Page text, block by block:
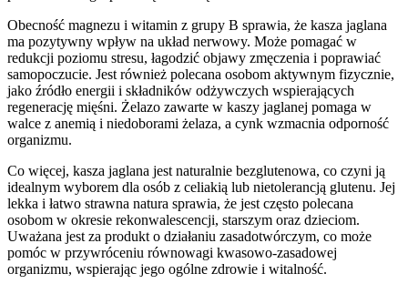
Obecność magnezu i witamin z grupy B sprawia, że kasza jaglana
ma pozytywny wpływ na układ nerwowy. Może pomagać w
redukcji poziomu stresu, łagodzić objawy zmęczenia i poprawiać
samopoczucie. Jest również polecana osobom aktywnym fizycznie,
jako źródło energii i składników odżywczych wspierających
regenerację mięśni. Żelazo zawarte w kaszy jaglanej pomaga w
walce z anemią i niedoborami żelaza, a cynk wzmacnia odporność
organizmu.
Co więcej, kasza jaglana jest naturalnie bezglutenowa, co czyni ją
idealnym wyborem dla osób z celiakią lub nietolerancją glutenu. Jej
lekka i łatwo strawna natura sprawia, że jest często polecana
osobom w okresie rekonwalescencji, starszym oraz dzieciom.
Uważana jest za produkt o działaniu zasadotwórczym, co może
pomóc w przywróceniu równowagi kwasowo-zasadowej
organizmu, wspierając jego ogólne zdrowie i witalność.